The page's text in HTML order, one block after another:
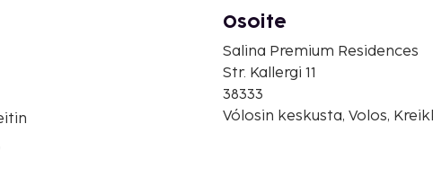
Osoite
Salina Premium Residences
Str. Kallergi 11
38333
Vólosin keskusta, Volos,